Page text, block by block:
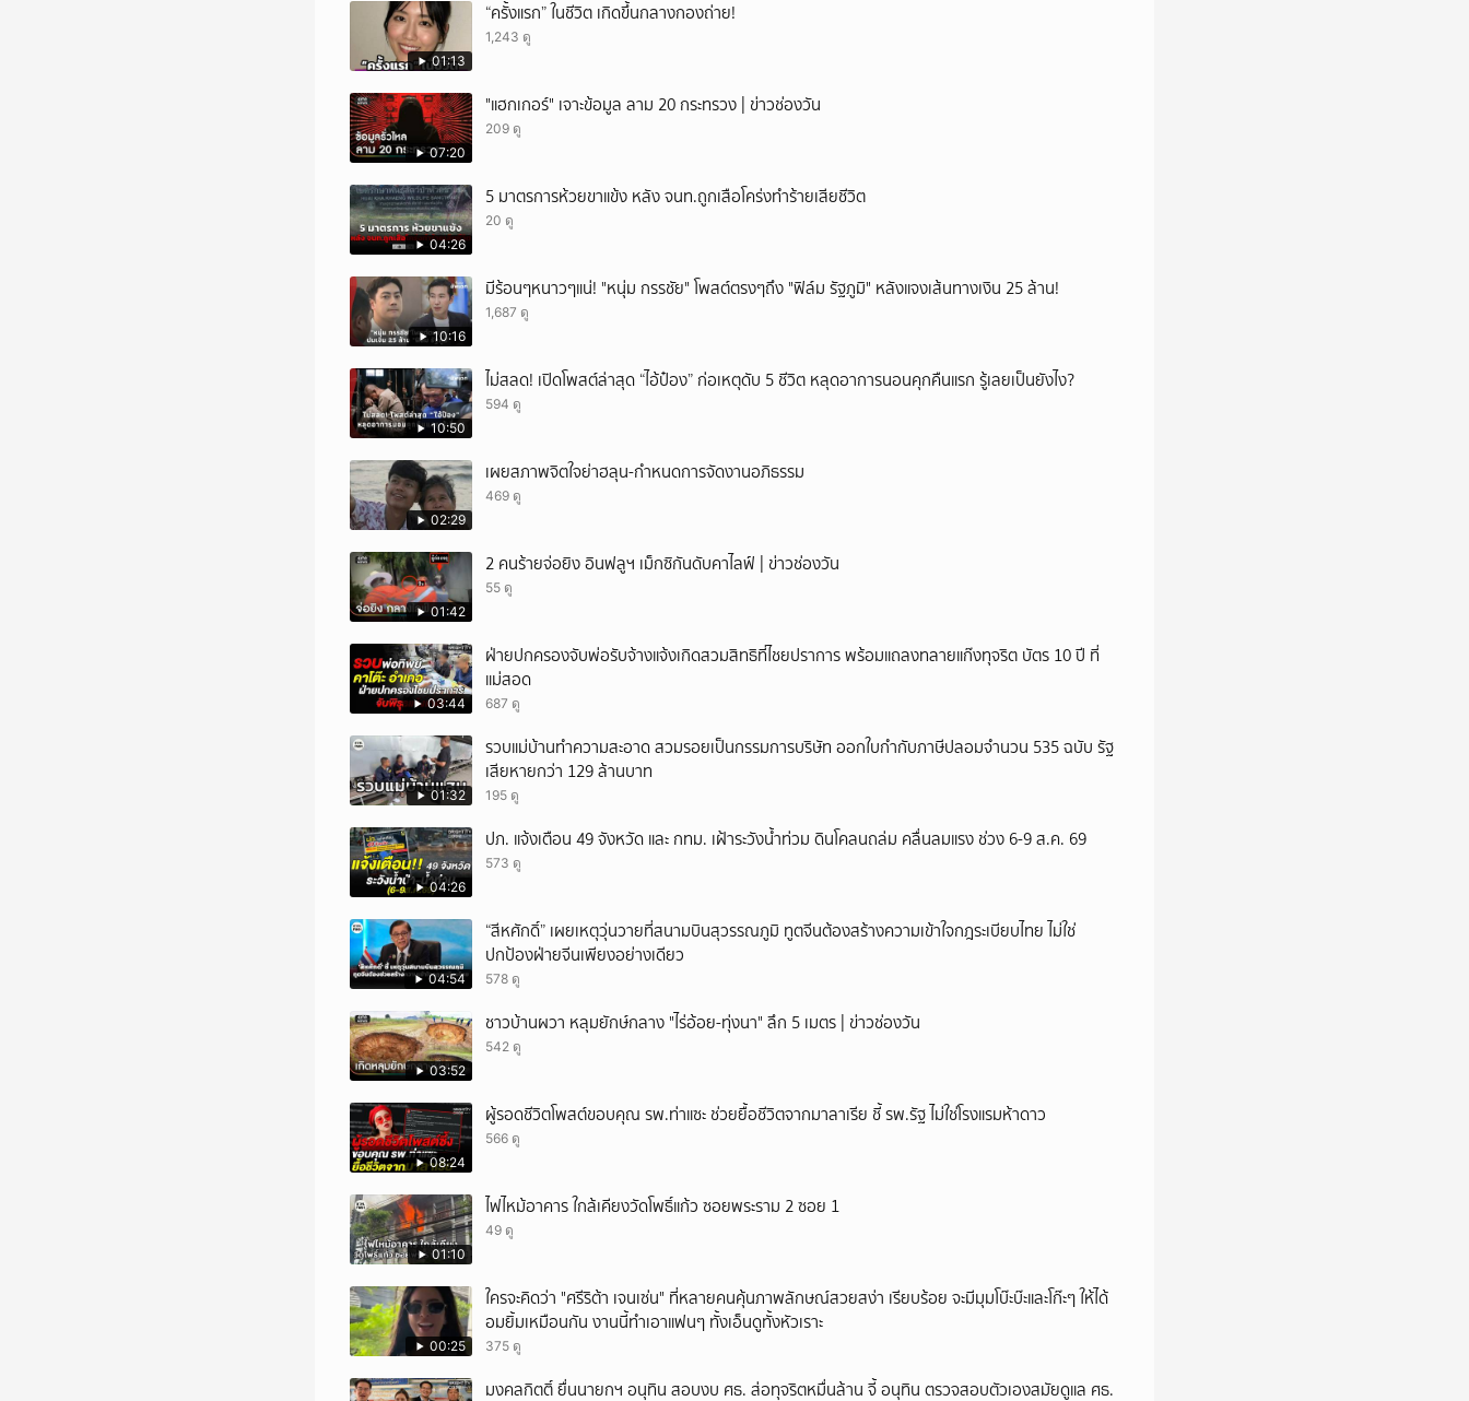
01:13
“ครั้งแรก” ในชีวิต เกิดขึ้นกลางกองถ่าย!
1,243 ดู
07:20
"แฮกเกอร์" เจาะข้อมูล ลาม 20 กระทรวง | ข่าวช่องวัน
209 ดู
04:26
5 มาตรการห้วยขาแข้ง หลัง จนท.ถูกเสือโคร่งทำร้ายเสียชีวิต
20 ดู
10:16
มีร้อนๆหนาวๆแน่! "หนุ่ม กรรชัย" โพสต์ตรงๆถึง "ฟิล์ม รัฐภูมิ" หลังแจงเส้นทางเงิน 25 ล้าน!
1,687 ดู
10:50
ไม่สลด! เปิดโพสต์ล่าสุด “ไอ้ป๋อง” ก่อเหตุดับ 5 ชีวิต หลุดอาการนอนคุกคืนแรก รู้เลยเป็นยังไง?
594 ดู
02:29
เผยสภาพจิตใจย่าฮลุน-กำหนดการจัดงานอภิธรรม
469 ดู
01:42
2 คนร้ายจ่อยิง อินฟลูฯ เม็กซิกันดับคาไลฟ์ | ข่าวช่องวัน
55 ดู
03:44
ฝ่ายปกครองจับพ่อรับจ้างแจ้งเกิดสวมสิทธิที่ไชยปราการ พร้อมแถลงทลายแก๊งทุจริต บัตร 10 ปี ที่
แม่สอด
687 ดู
01:32
รวบแม่บ้านทำความสะอาด สวมรอยเป็นกรรมการบริษัท ออกใบกำกับภาษีปลอมจำนวน 535 ฉบับ รัฐ
เสียหายกว่า 129 ล้านบาท
195 ดู
04:26
ปภ. แจ้งเตือน 49 จังหวัด และ กทม. เฝ้าระวังน้ำท่วม ดินโคลนถล่ม คลื่นลมแรง ช่วง 6-9 ส.ค. 69
573 ดู
04:54
“สีหศักดิ์” เผยเหตุวุ่นวายที่สนามบินสุวรรณภูมิ ทูตจีนต้องสร้างความเข้าใจกฎระเบียบไทย ไม่ใช่
ปกป้องฝ่ายจีนเพียงอย่างเดียว
578 ดู
03:52
ชาวบ้านผวา หลุมยักษ์กลาง "ไร่อ้อย-ทุ่งนา" ลึก 5 เมตร | ข่าวช่องวัน
542 ดู
08:24
ผู้รอดชีวิตโพสต์ขอบคุณ รพ.ท่าแซะ ช่วยยื้อชีวิตจากมาลาเรีย ชี้ รพ.รัฐ ไม่ใช่โรงแรมห้าดาว
566 ดู
01:10
ไฟไหม้อาคาร ใกล้เคียงวัดโพธิ์แก้ว ซอยพระราม 2 ซอย 1
49 ดู
00:25
ใครจะคิดว่า "ศรีริต้า เจนเซ่น" ที่หลายคนคุ้นภาพลักษณ์สวยสง่า เรียบร้อย จะมีมุมโบ๊ะบ๊ะและโก๊ะๆ ให้ได้
อมยิ้มเหมือนกัน งานนี้ทำเอาแฟนๆ ทั้งเอ็นดูทั้งหัวเราะ
375 ดู
มงคลกิตติ์ ยื่นนายกฯ อนุทิน สอบงบ ศธ. ส่อทุจริตหมื่นล้าน จี้ อนุทิน ตรวจสอบตัวเองสมัยดูแล ศธ.